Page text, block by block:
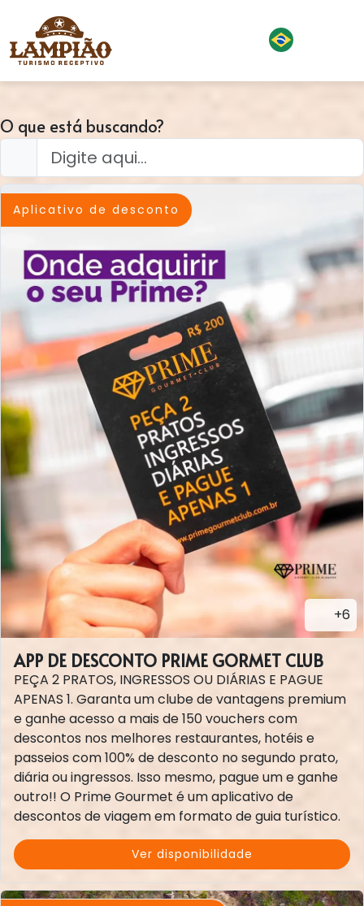
O que está buscando?
Aplicativo de desconto
+6
APP DE DESCONTO PRIME GORMET CLUB
PEÇA 2 PRATOS, INGRESSOS OU DIÁRIAS E PAGUE
APENAS 1. Garanta um clube de vantagens premium
e ganhe acesso a mais de 150 vouchers com
descontos nos melhores restaurantes, hotéis e
passeios com 100% de desconto no segundo prato,
diária ou ingressos. Isso mesmo, pague um e ganhe
outro!! O Prime Gourmet é um aplicativo de
descontos de viagem em formato de guia turístico.
Ver disponibilidade